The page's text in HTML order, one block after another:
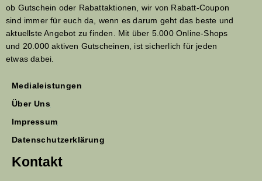
ob Gutschein oder Rabattaktionen, wir von Rabatt-Coupon
sind immer für euch da, wenn es darum geht das beste und
aktuellste Angebot zu finden. Mit über 5.000 Online-Shops
und 20.000 aktiven Gutscheinen, ist sicherlich für jeden
etwas dabei.
Medialeistungen
Über Uns
Impressum
Datenschutzerklärung
Kontakt